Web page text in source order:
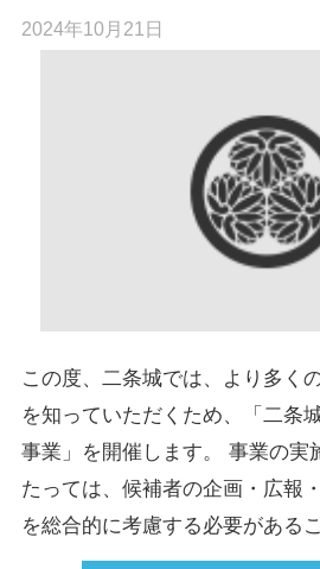
2024年10月21日
この度、二条城では、より多く
を知っていただくため、「二条
事業」を開催します。 事業の実
たっては、候補者の企画・広報
を総合的に考慮する必要がある